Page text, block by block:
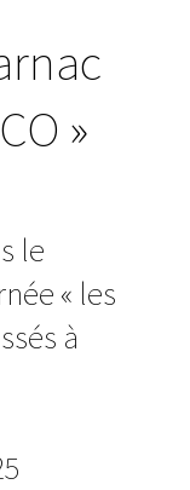
»
le
« les
à